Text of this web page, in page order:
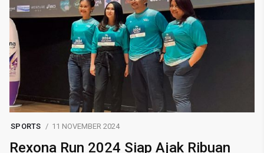
SPORTS 11 NOVEMBER 2024
Rexona Run 2024 Siap Ajak Ribuan